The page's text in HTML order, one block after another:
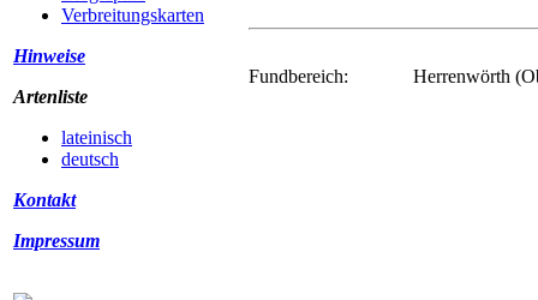
Verbreitungskarten
Hinweise
Artenliste
lateinisch
deutsch
Kontakt
Impressum
Fundbereich: Herrenwörth